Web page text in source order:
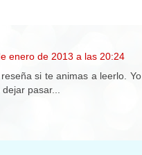
enero de 2013 a las 20:24
si te animas a leerlo.
pasar...